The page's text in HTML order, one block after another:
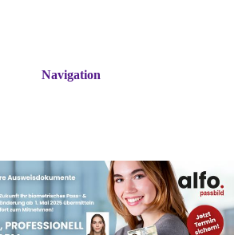
Navigation